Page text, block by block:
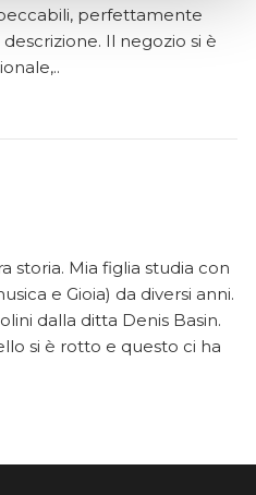
perfettamente
Il negozio si è
storia. Mia figlia studia con
e Gioia) da diversi anni.
dalla ditta Denis Basin.
si è rotto e questo ci ha